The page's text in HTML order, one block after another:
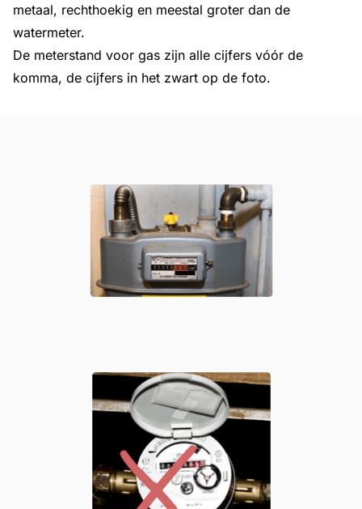
metaal, rechthoekig en meestal groter dan de
watermeter.
De meterstand voor gas zijn alle cijfers vóór de
komma, de cijfers in het zwart op de foto.